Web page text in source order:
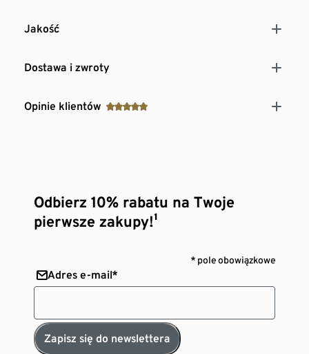
Jakość
Dostawa i zwroty
Opinie klientów
Odbierz 10% rabatu na Twoje
pierwsze zakupy!¹
* pole obowiązkowe
Adres e-mail*
Zapisz się do newslettera